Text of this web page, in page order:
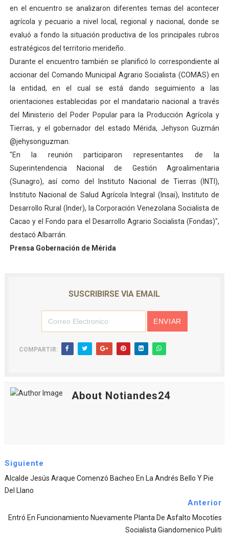
Plan Vacacional "Venezuela Ríe 2026" brinda
Inicia el plan vacacional Venezuela Renace en el
en el encuentro se analizaron diferentes temas del acontecer
agrícola y pecuario a nivel local, regional y nacional, donde se
evaluó a fondo la situación productiva de los principales rubros
estratégicos del territorio merideño.
Durante el encuentro también se planificó lo correspondiente al
accionar del Comando Municipal Agrario Socialista (COMAS) en
la entidad, en el cual se está dando seguimiento a las
orientaciones establecidas por el mandatario nacional a través
del Ministerio del Poder Popular para la Producción Agrícola y
Tierras, y el gobernador del estado Mérida, Jehyson Guzmán
@jehysonguzman.
"En la reunión participaron representantes de la
Superintendencia Nacional de Gestión Agroalimentaria
(Sunagro), así como del Instituto Nacional de Tierras (INTI),
Instituto Nacional de Salud Agrícola Integral (Insai), Instituto de
Desarrollo Rural (Inder), la Corporación Venezolana Socialista de
Cacao y el Fondo para el Desarrollo Agrario Socialista (Fondas)",
destacó Albarrán.
Prensa Gobernación de Mérida
SUSCRIBIRSE VIA EMAIL
COMPARTIR:
About Notiandes24
Siguiente
Alcalde Jesús Araque Comenzó Bacheo En La Andrés Bello Y Pie
Del Llano
Anterior
Entró En Funcionamiento Nuevamente Planta De Asfalto Mocotíes
Socialista Giandomenico Puliti